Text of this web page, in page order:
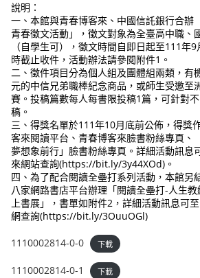
說明：
一、本館與青春博客來、中國信託銀行合辦
青春徵文活動」，徵文對象為全臺高中職、
（自學生可），徵文時間自即日起至111年
時截止收件，活動辦法請參閱附件1。
二、徵件項目分為個人組及團體組兩類，有
元的中信兄弟職棒紀念商品，或師生受邀至
賽。投稿篇數每人每書限投稿1篇，可針對
稿。
三、得獎名單於111年10月底前公佈，得獎
客來閱讀平台、青春博客來臉書粉絲專頁、
夢想象前行」臉書粉絲專頁。詳細活動訊息
來網站查詢(https://bit.ly/3y44XOd)。
四、為了配合閱讀全壘打系列活動，本館另
八家網路書店平台辦理「閱讀全壘打-人生
上書展」，書單如附件2，詳細活動訊息可
網查詢(https://bit.ly/3OuuOGl)
1110002814-0-0 下載
1110002814-0-1 下載